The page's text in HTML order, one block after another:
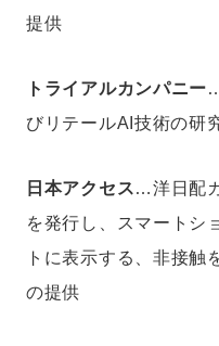
提供
トライアルカンパニー
びリテールAI技術の研
日本アクセス…洋日配
を発行し、スマートシ
トに表示する、非接触
の提供